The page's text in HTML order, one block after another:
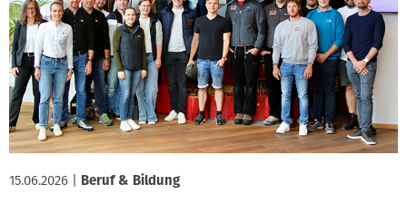
15.06.2026 Beruf & Bildung